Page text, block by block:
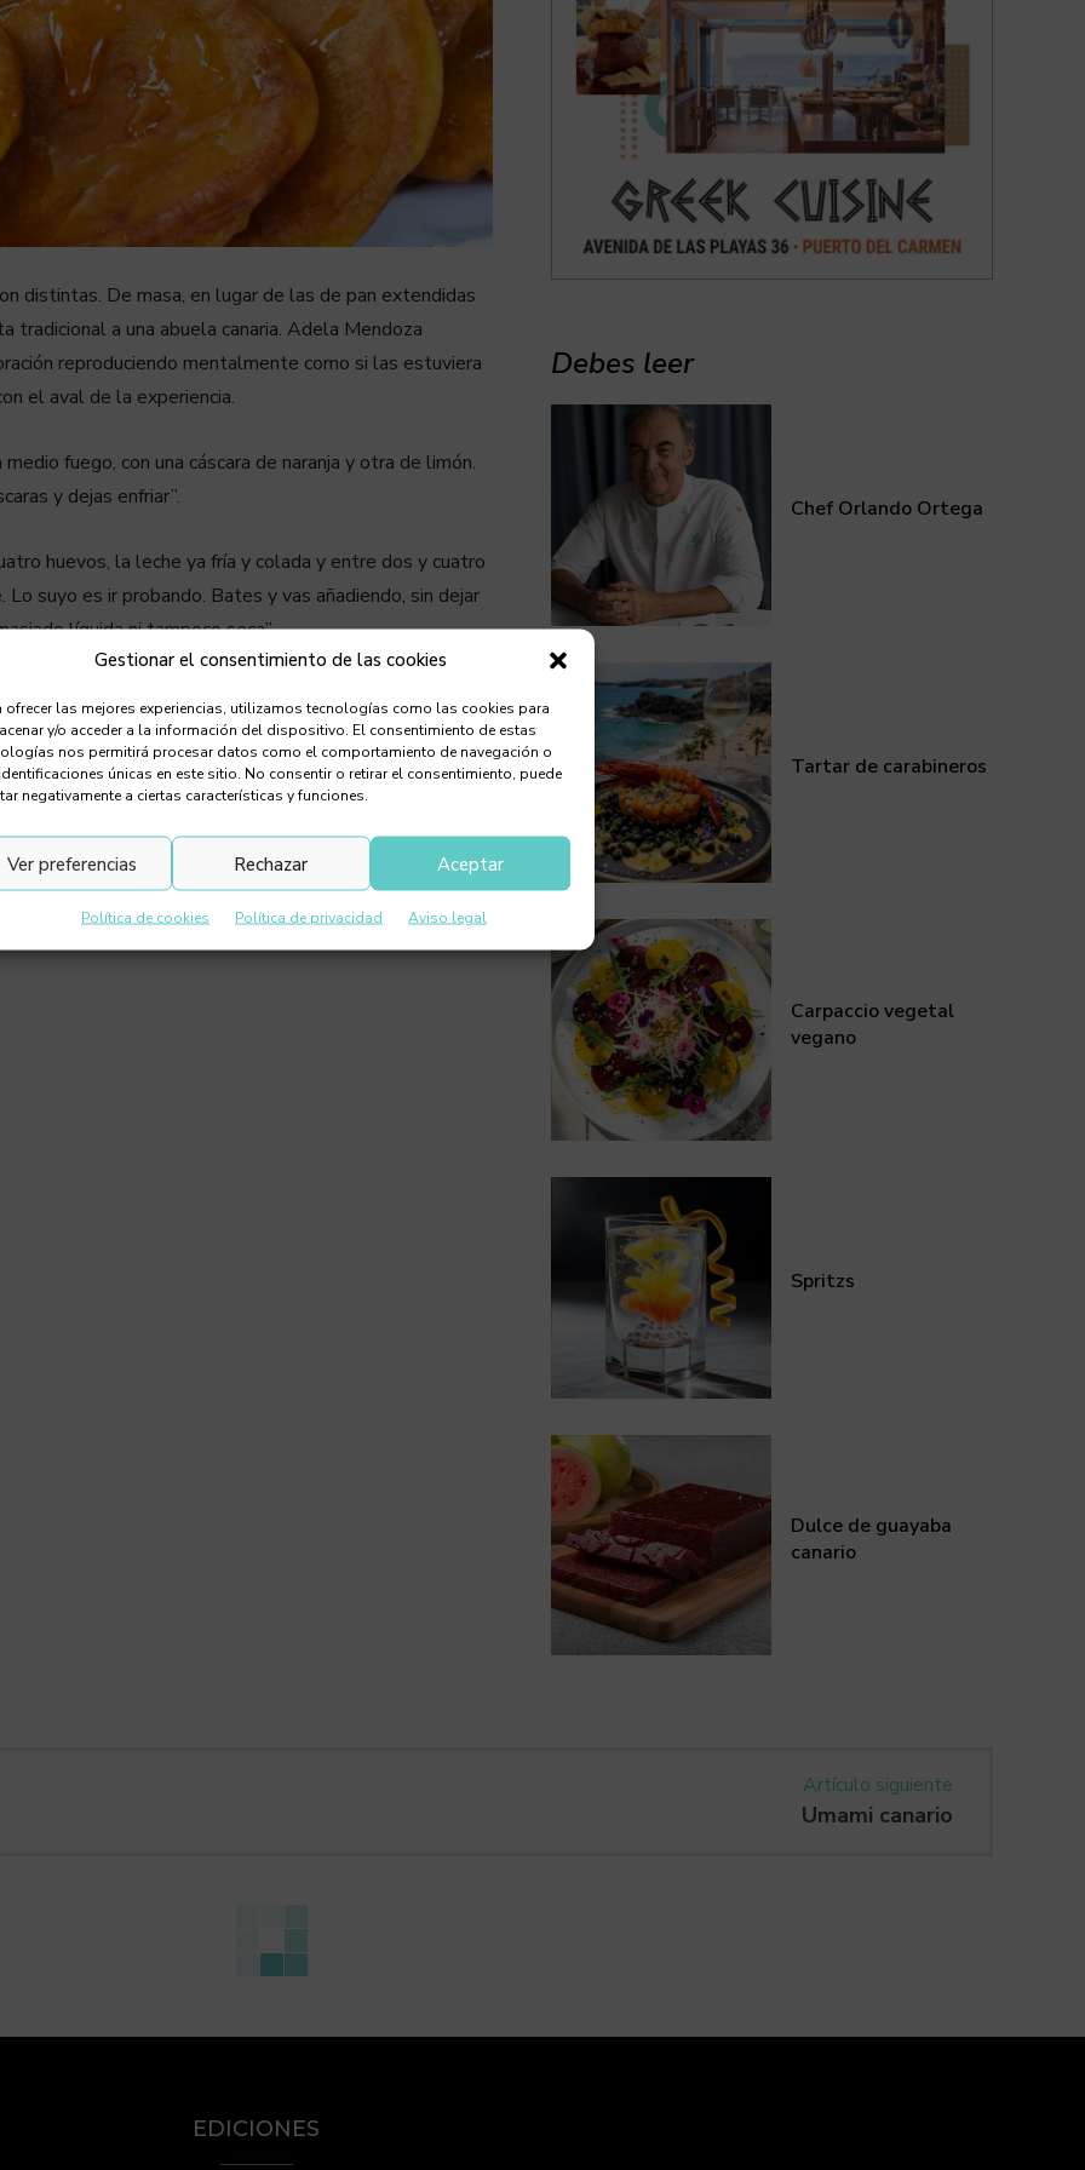
Gestionar el consentimiento de las cookies
ofrecer las mejores experiencias, utilizamos tecnologías como las cookies para
y/o acceder a la información del dispositivo. El consentimiento de estas
nos permitirá procesar datos como el comportamiento de navegación o
únicas en este sitio. No consentir o retirar el consentimiento, puede
negativamente a ciertas características y funciones.
Aceptar
Rechazar
Ver preferencias
Política de cookies Política de privacidad Aviso legal
distintas. De masa, en lugar de las de pan extendidas
a una abuela canaria. Adela Mendoza
reproduciendo mentalmente como si las estuviera
el aval de la experiencia.
fuego, con una cáscara de naranja y otra de limón.
y dejas enfriar”.
huevos, la leche ya fría y colada y entre dos y cuatro
suyo es ir probando. Bates y vas añadiendo, sin dejar
líquida ni tampoco seca”.
caliente. Con un cucharón de madera coges masa y
y les das la vuelta cuando estén ligeramente
y “yo le añado pasas y a algunas en lugar de
Debes leer
Chef Orlando Ortega
Tartar de carabineros
Carpaccio vegetal
vegano
Spritzs
Dulce de guayaba
canario
Artículo siguiente
Umami canario
EDICIONES